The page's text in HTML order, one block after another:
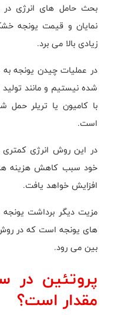
بحث حامل های انرژی در
نمایان و قیمت یونجه
زیادی بالا می برد.
در عملیات چیدن یونجه به
شده نیستیم و مانند
با کامیون یا تریلر حمل
است.
در این روش انرژی
خود سبب کاهش هزینه ها
افزایش خواهد یافت.
مزیت دیگر برداشت
بین می رود.
پروتئین در
مقدار است؟